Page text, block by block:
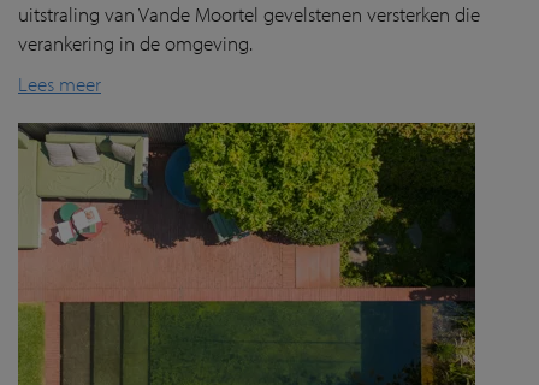
uitstraling van Vande Moortel gevelstenen versterken die
verankering in de omgeving.
Lees meer